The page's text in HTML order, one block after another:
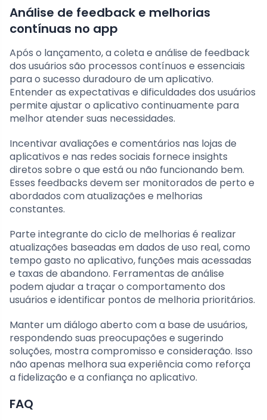
Análise de feedback e melhorias
contínuas no app
Após o lançamento, a coleta e análise de feedback
dos usuários são processos contínuos e essenciais
para o sucesso duradouro de um aplicativo.
Entender as expectativas e dificuldades dos usuários
permite ajustar o aplicativo continuamente para
melhor atender suas necessidades.
Incentivar avaliações e comentários nas lojas de
aplicativos e nas redes sociais fornece insights
diretos sobre o que está ou não funcionando bem.
Esses feedbacks devem ser monitorados de perto e
abordados com atualizações e melhorias
constantes.
Parte integrante do ciclo de melhorias é realizar
atualizações baseadas em dados de uso real, como
tempo gasto no aplicativo, funções mais acessadas
e taxas de abandono. Ferramentas de análise
podem ajudar a traçar o comportamento dos
usuários e identificar pontos de melhoria prioritários.
Manter um diálogo aberto com a base de usuários,
respondendo suas preocupações e sugerindo
soluções, mostra compromisso e consideração. Isso
não apenas melhora sua experiência como reforça
a fidelização e a confiança no aplicativo.
FAQ